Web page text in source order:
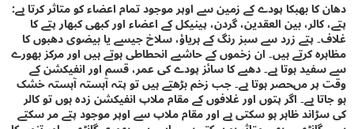
بھبکا پودے کے زمین سے اوپر موجود تمام اعضاء کو متاثر کرتا ہے:
بین العقدین، گردن، پینیکل کے اعضاء اور کبھی کبھار پتے کا
پتے زرد سے سبز رنگ کے ہریاؤ، سلاخ جیسے یا بیضوی دھبوں کا
کرتے ہیں۔ ان زخموں کے حاشیے انحطاطی ہوتے ہیں اور مرکز بھورے
ہوتا ہے۔ دھبے کا سائز پودے کی عمر، قسم اور انفیکشن کے
مںحصر ہوتا ہے۔ جب زخم بڑھتے ہیں تو پتہ آہستہ آہستہ خشک
ہے۔ اگر پتوں اور غلافوں کے مقام ملاپ انفیکشن زدہ ہوں تو کالر
ظاہر ہو سکتی ہے اور مقام ملاپ سے اوپر موجود پتے مر سکتے